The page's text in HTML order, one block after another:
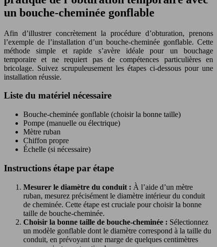
un bouche-cheminée gonflable
Afin d’illustrer concrètement la procédure d’obturation, prenons
l’exemple de l’installation d’un bouche-cheminée gonflable. Cette
méthode simple et rapide s’avère idéale pour un bouchage
temporaire et ne requiert pas de compétences particulières en
bricolage. Suivez scrupuleusement les étapes ci-dessous pour une
installation réussie.
Liste du matériel nécessaire
Bouche-cheminée gonflable (choisir la bonne taille)
Pompe (manuelle ou électrique)
Mètre ruban
Chiffon propre
Échelle (si nécessaire)
Instructions étape par étape
Mesurer le diamètre du conduit : À l’aide d’un mètre
ruban, mesurez précisément le diamètre intérieur du conduit
de cheminée. Cette étape est cruciale pour choisir la bonne
taille de bouche-cheminée.
Choisir la bonne taille de bouche-cheminée : Sélectionnez
un modèle gonflable dont le diamètre correspond à la taille du
conduit, en prévoyant une marge de quelques centimètres